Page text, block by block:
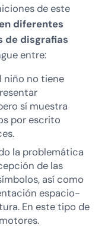
de este
diferentes
de disgrafias
entre:
niño no tiene
sí muestra
por escrito
la problemática
de las
así como
espacio-
En este tipo de